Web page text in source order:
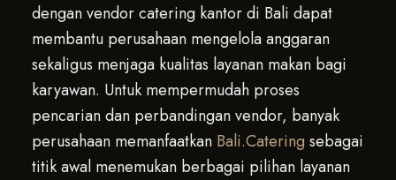
dengan vendor catering kantor di Bali dapat
membantu perusahaan mengelola anggaran
sekaligus menjaga kualitas layanan makan bagi
karyawan. Untuk mempermudah proses
pencarian dan perbandingan vendor, banyak
perusahaan memanfaatkan Bali.Catering sebagai
titik awal menemukan berbagai pilihan layanan